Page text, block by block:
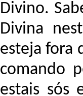
Divino.
Divina
esteja fora
comando
estais sós